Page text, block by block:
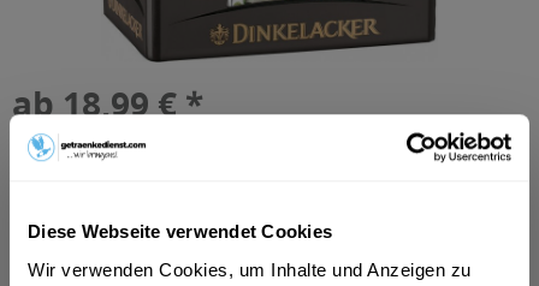
Diese Webseite verwendet Cookies
Wir verwenden Cookies, um Inhalte und Anzeigen zu
ab 18,99 € *
Inhalt:
inkl. MwSt.ggf. zzgl. Erschwerniszuschlag
MEHRWEG